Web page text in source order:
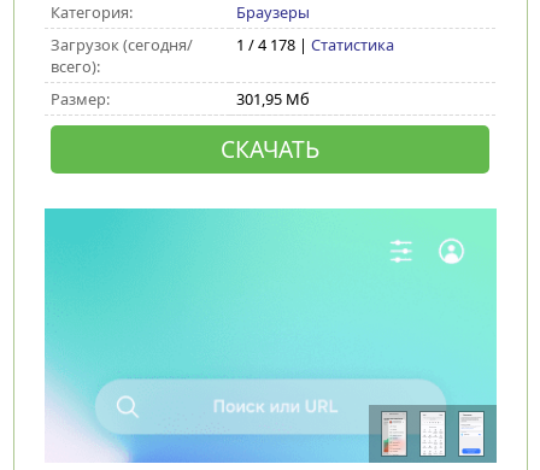
Категория:
Браузеры
Загрузок (сегодня/
всего):
1 / 4 178 | Статистика
Размер: 301,95 Мб
СКАЧАТЬ